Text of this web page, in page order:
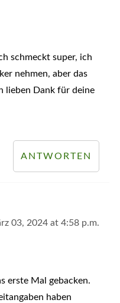
schmeckt super, ich
nehmen, aber das
lieben Dank für deine
ANTWORTEN
03, 2024 at 4:58 p.m.
erste Mal gebacken.
haben